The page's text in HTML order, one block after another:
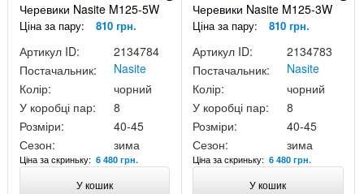
Черевики Nasite M125-5W
Ціна за пару: 810 грн.
Артикул ID:
2134784
Постачальник:
Nasite
Колір:
чорний
У коробці пар:
8
Розміри:
40-45
Сезон:
зима
Ціна за скриньку: 6 480 грн.
У кошик
Черевики Nasite M125-3W
Ціна за пару: 810 грн.
Артикул ID:
2134783
Постачальник:
Nasite
Колір:
чорний
У коробці пар:
8
Розміри:
40-45
Сезон:
зима
Ціна за скриньку:6 480 грн.
У кошик